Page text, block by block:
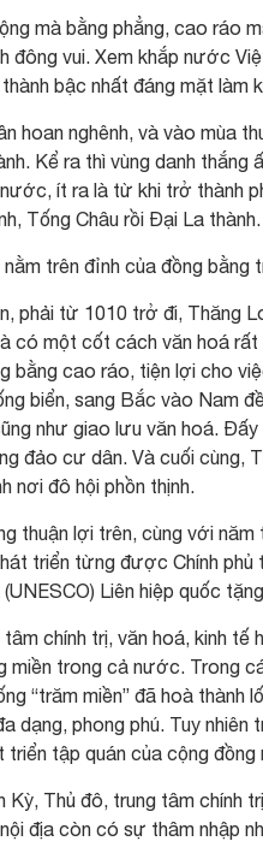
mà bằng phẳng, cao ráo
đông vui. Xem khắp nước
bậc nhất đáng mặt làm
hoan nghênh, và vào mùa
Kể ra thì vùng danh
ít ra là từ khi trở thành
Tống Châu rồi Đại La thành.
trên đỉnh của đồng bằng
phải từ 1010 trở đi, Thăng
có một cốt cách văn hoá
bằng cao ráo, tiện lợi cho
biển, sang Bắc vào Nam
như giao lưu văn hoá.
đảo cư dân. Và cuối cùng,
nơi đô hội phồn thịnh.
thuận lợi trên, cùng với
triển từng được Chính phủ
Liên hiệp quốc
tâm chính trị, văn hoá, kinh tế
miền trong cả nước. Trong
“trăm miền” đã hoà thành
dạng, phong phú. Tuy
triển tập quán của cộng đồng
Kỳ, Thủ đô, trung tâm chính
địa còn có sự thâm nhập